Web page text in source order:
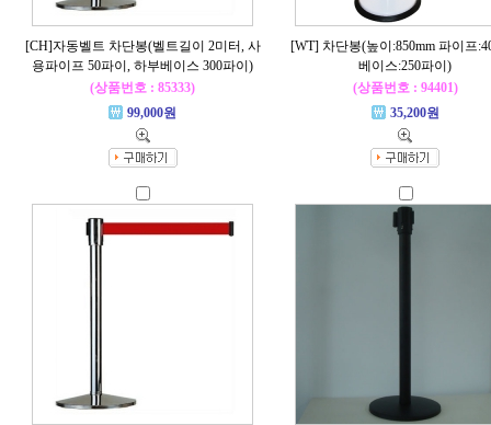
[CH]자동벨트 차단봉(벨트길이 2미터, 사
용파이프 50파이, 하부베이스 300파이)
(상품번호 : 85333)
99,000원
[WT] 차단봉(높이:850mm 파이프
베이스:250파이)
(상품번호 : 94401)
35,200원